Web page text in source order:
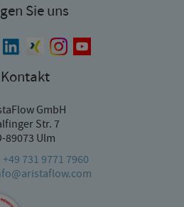
Sie uns
Kontakt
GmbH
Str. 7
89073 Ulm
+49 731 9771 7960